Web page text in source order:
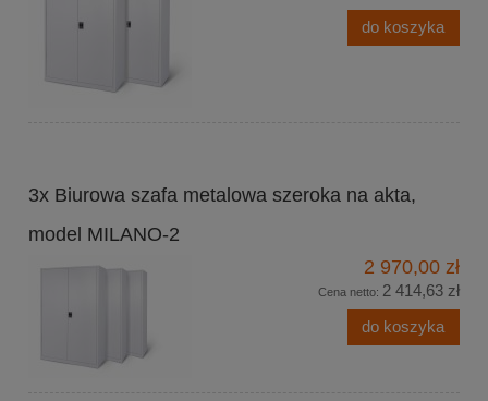
do koszyka
3x Biurowa szafa metalowa szeroka na akta,
model MILANO-2
2 970,00 zł
Cena netto: 2 414,63 zł
do koszyka